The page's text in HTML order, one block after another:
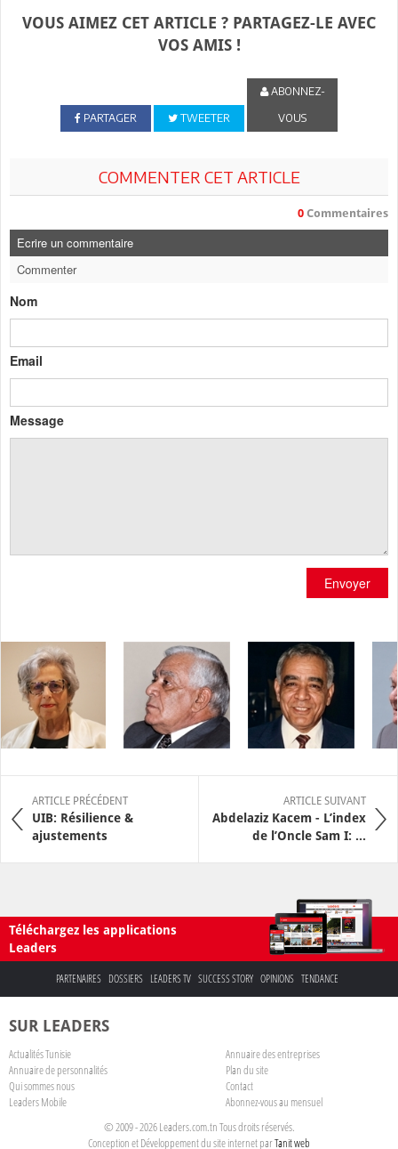
VOUS AIMEZ CET ARTICLE ? PARTAGEZ-LE AVEC
VOS AMIS !
PARTAGER TWEETER
ABONNEZ-
VOUS
COMMENTER CET ARTICLE
0 Commentaires
Ecrire un commentaire
Commenter
Nom
Email
Message
Envoyer
ARTICLE PRÉCÉDENT
UIB: Résilience &
ajustements
ARTICLE SUIVANT
Abdelaziz Kacem - L’index
de l’Oncle Sam I: ...
Téléchargez les applications
Leaders
PARTENAIRES DOSSIERS LEADERS TV SUCCESS STORY OPINIONS TENDANCE
SUR LEADERS
Actualités Tunisie
Annuaire des entreprises
Annuaire de personnalités
Plan du site
Qui sommes nous
Contact
Leaders Mobile
Abonnez-vous au mensuel
© 2009 - 2026 Leaders.com.tn Tous droits réservés.
Conception et Développement du site internet parTanit web